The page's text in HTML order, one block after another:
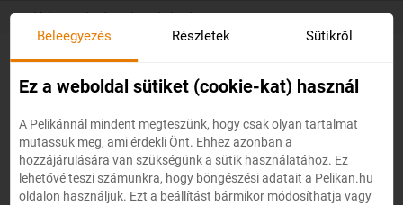
content
Főoldal / Légitársaságok értékelése
Beleegyezés Részletek Sütikről
Ez a weboldal sütiket (cookie-kat) használ
A Pelikánnál mindent megteszünk, hogy csak olyan tartalmat
mutassuk meg, ami érdekli Önt. Ehhez azonban a
hozzájárulására van szükségünk a sütik használatához. Ez
lehetővé teszi számunkra, hogy böngészési adatait a Pelikan.hu
oldalon használjuk. Ezt a beállítást bármikor módosíthatja vagy